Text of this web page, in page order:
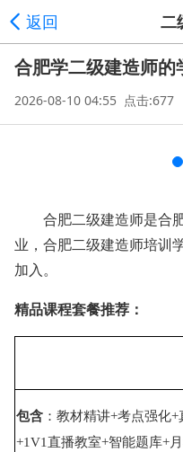
返回 二
合肥学二级建造师的
2026-08-10 04:55 点击:677
合肥二级建造师是合
业，合肥二级建造师培训
加入。
精品课程套餐推荐：
包含 ： 教材精讲+考点强化
+1V1直播教室+智能题库+